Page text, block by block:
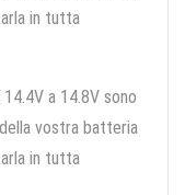
in tutta
a 14.8V sono
vostra batteria
in tutta